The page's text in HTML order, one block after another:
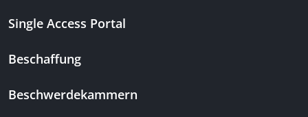
Single Access Portal
Beschaffung
Beschwerdekammern